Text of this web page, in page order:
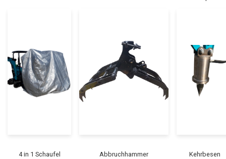
4 in 1 Schaufel Abbruchhammer Kehrbesen